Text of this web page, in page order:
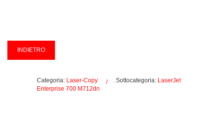
Categoria: Laser-Copy . Sottocategoria: LaserJet
Enterprise 700 M712dn